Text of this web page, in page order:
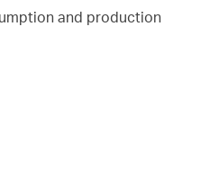
and production